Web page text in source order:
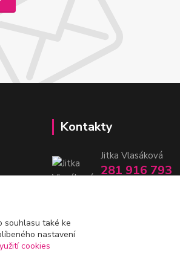
Kontakty
Jitka Vlasáková
281 916 793
souhlasu také ke
nastavení
cookies